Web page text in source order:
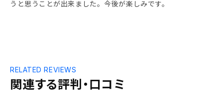
うと思うことが出来ました。今後が楽しみです。
関連する評判・口コミ
RELATED REVIEWS